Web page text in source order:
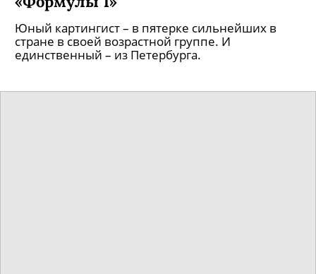
Юный картингист – в пятерке сильнейших в
стране в своей возрастной группе. И
единственный – из Петербурга.